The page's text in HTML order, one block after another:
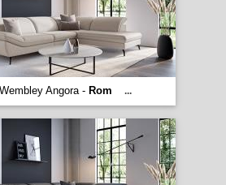
Angora - Rom ...